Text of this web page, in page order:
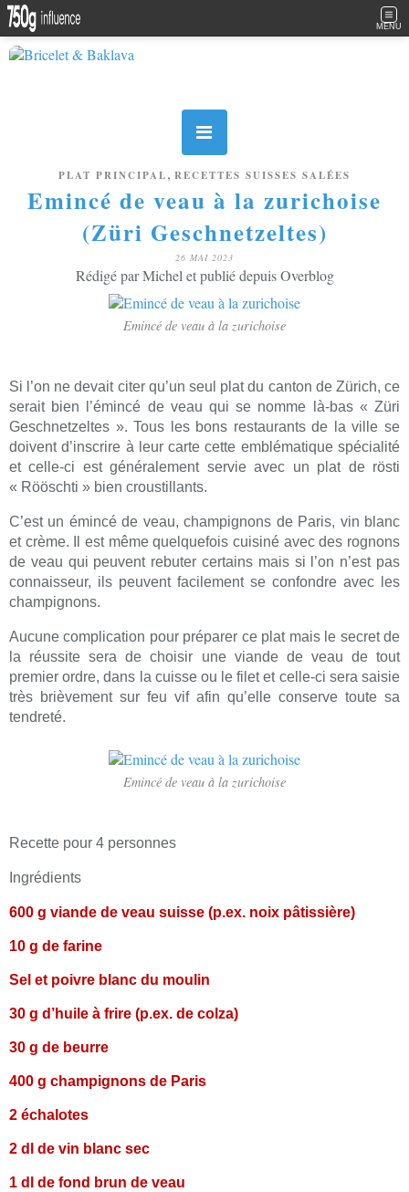
MENU
PLAT PRINCIPAL, RECETTES SUISSES SALÉES
Emincé de veau à la zurichoise
(Züri Geschnetzeltes)
26 MAI 2023
Rédigé par Michel et publié depuis Overblog
Emincé de veau à la zurichoise
Si l’on ne devait citer qu’un seul plat du canton de Zürich, ce
serait bien l’émincé de veau qui se nomme là-bas « Züri
Geschnetzeltes ». Tous les bons restaurants de la ville se
doivent d’inscrire à leur carte cette emblématique spécialité
et celle-ci est généralement servie avec un plat de rösti
« Rööschti » bien croustillants.
C’est un émincé de veau, champignons de Paris, vin blanc
et crème. Il est même quelquefois cuisiné avec des rognons
de veau qui peuvent rebuter certains mais si l’on n’est pas
connaisseur, ils peuvent facilement se confondre avec les
champignons.
Aucune complication pour préparer ce plat mais le secret de
la réussite sera de choisir une viande de veau de tout
premier ordre, dans la cuisse ou le filet et celle-ci sera saisie
très brièvement sur feu vif afin qu’elle conserve toute sa
tendreté.
Emincé de veau à la zurichoise
Recette pour 4 personnes
ngrédients
600 g viande de veau suisse (p.ex. noix pâtissière)
10 g de farine
Sel et poivre blanc du moulin
30 g d’huile à frire (p.ex. de colza)
30 g de beurre
400 g champignons de Paris
2 échalotes
2 dl de vin blanc sec
1 dl de fond brun de veau